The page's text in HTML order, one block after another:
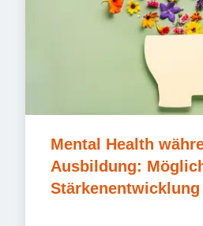
Mental Health
Ausbildung:
Stärkenentwicklung